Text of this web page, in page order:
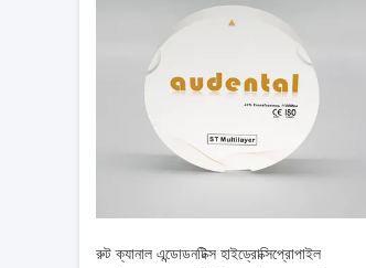
রুট ক্যানাল এন্ডোডনটিক্স হাইড্রোক্সিপ্রোপাইল